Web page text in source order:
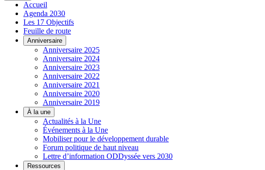
Accueil
Agenda 2030
Les 17 Objectifs
Feuille de route
Anniversaire
Anniversaire 2025
Anniversaire 2024
Anniversaire 2023
Anniversaire 2022
Anniversaire 2021
Anniversaire 2020
Anniversaire 2019
À la une
Actualités à la Une
Événements à la Une
Mobiliser pour le développement durable
Forum politique de haut niveau
Lettre d’information ODDyssée vers 2030
Ressources